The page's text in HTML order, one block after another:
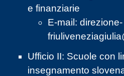
e finanziarie
E-mail: direzione-
Ufficio II: Scuole con
insegnamento